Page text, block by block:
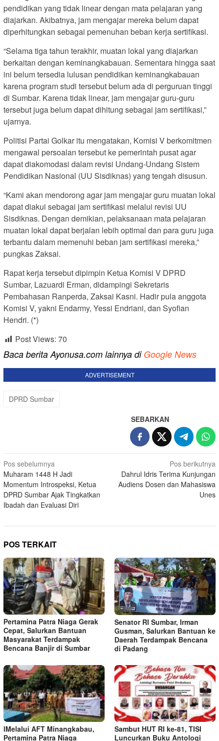
pendidikan yang tidak linear dengan mata pelajaran yang
diajarkan. Akibatnya, jam mengajar mereka belum dapat
diperhitungkan sebagai pemenuhan beban kerja sertifikasi.
“Selama tiga tahun terakhir, muatan lokal yang diajarkan
berkaitan dengan keminangkabauan. Sementara hingga saat
ini belum tersedia lulusan pendidikan keminangkabauan
karena program studi tersebut belum ada di perguruan tinggi
di Sumbar. Karena tidak linear, jam mengajar guru-guru
tersebut juga belum dapat dihitung sebagai jam sertifikasi,”
ujarnya.
Politisi Partai Golkar itu mengatakan, Komisi V berkomitmen
mengawal persoalan tersebut ke pemerintah pusat agar
dapat diakomodasi dalam revisi Undang-Undang Sistem
Pendidikan Nasional (UU Sisdiknas) yang tengah disusun.
“Kami akan mendorong agar jam mengajar guru muatan lokal
dapat diakui sebagai jam sertifikasi melalui revisi UU
Sisdiknas. Dengan demikian, pelaksanaan mata pelajaran
muatan lokal dapat berjalan lebih optimal dan para guru juga
terbantu dalam memenuhi beban jam sertifikasi mereka,”
pungkas Zaksai.
Rapat kerja tersebut dipimpin Ketua Komisi V DPRD
Sumbar, Lazuardi Erman, didampingi Sekretaris
Pembahasan Ranperda, Zaksai Kasni. Hadir pula anggota
Komisi V, yakni Endarmy, Yessi Endriani, dan Syofian
Hendri. (*)
Post Views: 70
Baca berita Ayonusa.com lainnya di Google News
ADVERTISEMENT
DPRD Sumbar
SEBARKAN
Navigasi
pos
Pos sebelumnya
Muharam 1448 H Jadi
Momentum Introspeksi, Ketua
DPRD Sumbar Ajak Tingkatkan
Ibadah dan Evaluasi Diri
Pos berikutnya
Dahrul Idris Terima Kunjungan
Audiens Dosen dan Mahasiswa
Unes
POS TERKAIT
Pertamina Patra Niaga Gerak
Cepat, Salurkan Bantuan
Masyarakat Terdampak
Bencana Banjir di Sumbar
Senator RI Sumbar, Irman
Gusman, Salurkan Bantuan ke
Daerah Terdampak Bencana
di Padang
lMelalui AFT Minangkabau,
Pertamina Patra Niaga
Sambut HUT RI ke-81, TISI
Luncurkan Buku Antologi